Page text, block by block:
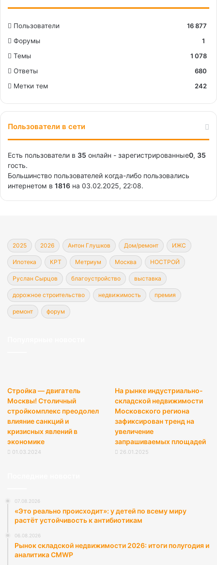
Пользователи
16 877
Форумы
1
Темы
1 078
Ответы
680
Метки тем
242
Пользователи в сети
Есть пользователи в 35 онлайн - зарегистрированные0, 35
гость.
Большинство пользователей когда-либо пользовались
интернетом в 1816 на 03.02.2025, 22:08.
2025 2026 Антон Глушков Дом/ремонт ИЖС
Ипотека КРТ Метриум Москва НОСТРОЙ
Руслан Сырцов благоустройство выставка
дорожное строительство недвижимость премия
ремонт форум
Стройка — двигатель
Москвы! Столичный
стройкомплекс преодолел
влияние санкций и
кризисных явлений в
экономике
01.03.2024
На рынке индустриально-
складской недвижимости
Московского региона
зафиксирован тренд на
увеличение
запрашиваемых площадей
26.01.2025
07.08.2026
«Это реально происходит»: у детей по всему миру
растёт устойчивость к антибиотикам
06.08.2026
Рынок складской недвижимости 2026: итоги полугодия и
аналитика CMWP